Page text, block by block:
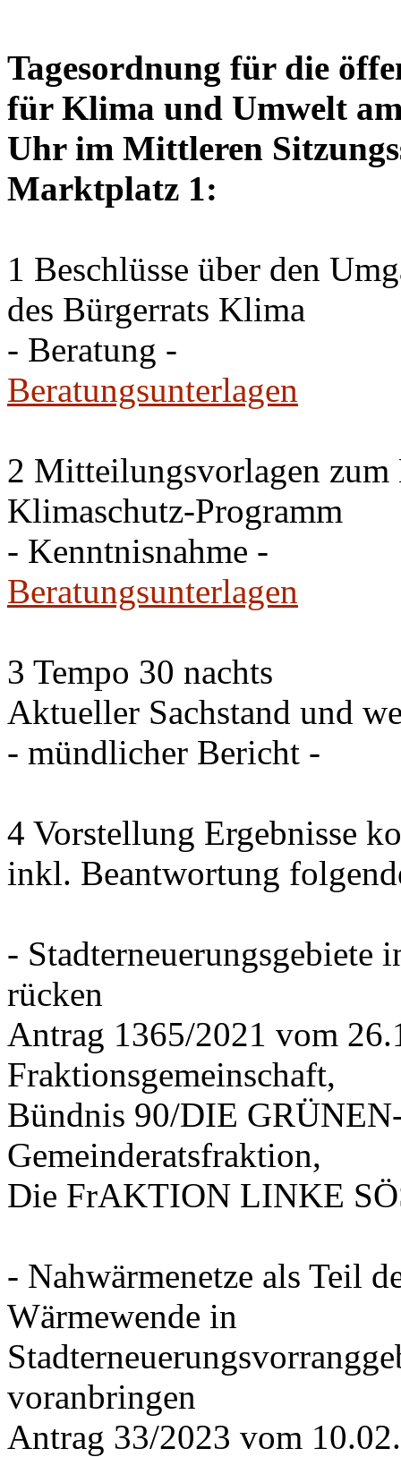
Tagesordnung für die
für Klima und Umwelt
Uhr im Mittleren
Marktplatz 1:
1 Beschlüsse über den
des Bürgerrats Klima
- Beratung -
Beratungsunterlagen
2 Mitteilungsvorlagen zum
Klimaschutz-Programm
- Kenntnisnahme -
Beratungsunterlagen
3 Tempo 30 nachts
Aktueller Sachstand und
- mündlicher Bericht -
4 Vorstellung Ergebnisse
inkl. Beantwortung
- Stadterneuerungsgebiete
rücken
Antrag 1365/2021 vom
Fraktionsgemeinschaft,
Bündnis 90/DIE
Gemeinderatsfraktion,
Die FrAKTION LINKE
- Nahwärmenetze als Teil
Wärmewende in
voranbringen
Antrag 33/2023 vom